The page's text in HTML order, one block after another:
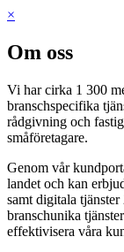
×
Om oss
Vi har cirka 1 300
branschspecifika
rådgivning och
småföretagare.
Genom vår
landet och kan
samt digitala
branschunika
effektivisera våra